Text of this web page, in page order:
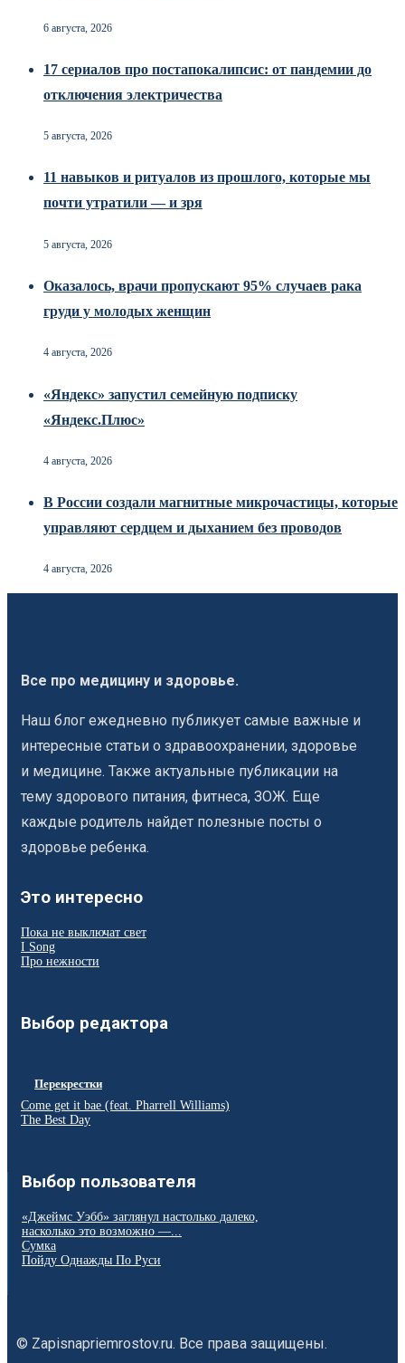
6 августа, 2026
17 сериалов про постапокалипсис: от пандемии до
отключения электричества
5 августа, 2026
11 навыков и ритуалов из прошлого, которые мы
почти утратили — и зря
5 августа, 2026
Оказалось, врачи пропускают 95% случаев рака
груди у молодых женщин
4 августа, 2026
«Яндекс» запустил семейную подписку
«Яндекс.Плюс»
4 августа, 2026
В России создали магнитные микрочастицы, которые
управляют сердцем и дыханием без проводов
4 августа, 2026
Все про медицину и здоровье.
Наш блог ежедневно публикует самые важные и
интересные статьи о здравоохранении, здоровье
и медицине. Также актуальные публикации на
тему здорового питания, фитнеса, ЗОЖ. Еще
каждые родитель найдет полезные посты о
здоровье ребенка.
Это интересно
Пока не выключат свет
I Song
Про нежности
Выбор редактора
Перекрестки
Come get it bae (feat. Pharrell Williams)
The Best Day
Выбор пользователя
«Джеймс Уэбб» заглянул настолько далеко,
насколько это возможно —...
Сумка
Пойду Однажды По Руси
© Zapisnapriemrostov.ru. Все права защищены.